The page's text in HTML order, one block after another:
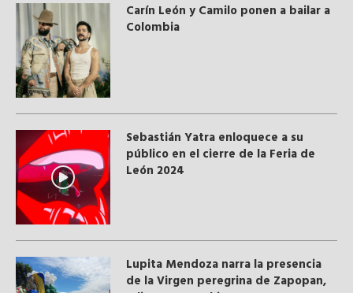
Carín León y Camilo ponen a bailar a
Colombia
Sebastián Yatra enloquece a su
público en el cierre de la Feria de
León 2024
Lupita Mendoza narra la presencia
de la Virgen peregrina de Zapopan,